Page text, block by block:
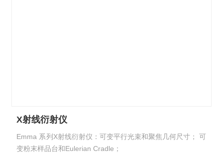
X射线衍射仪
Emma 系列X射线衍射仪：可变平行光束和聚焦几何尺寸； 可
变粉末样品台和Eulerian Cradle；